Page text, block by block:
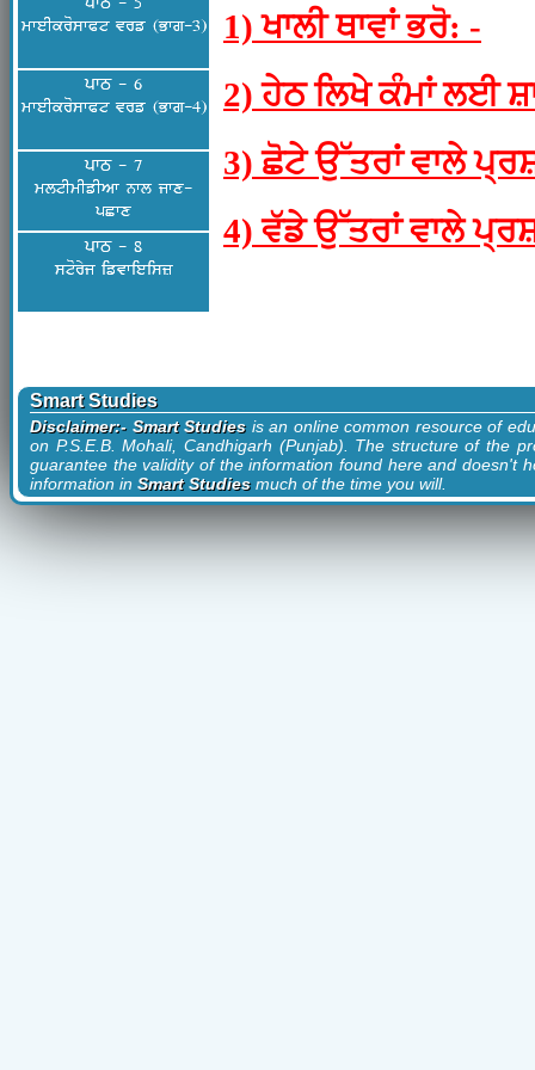
mweIkroswPt vrf (Bwg-3)
ਪਾਠ - 6
mweIkroswPt vrf (Bwg-4)
ਪਾਠ - 7
mltImIfIAw nwl jwx-
pCwx
ਪਾਠ - 8
storyj ifvwieisz
1) ਖਾਲੀ ਥਾਵਾਂ ਭਰੋ: -
2) ਹੇਠ ਲਿਖੇ ਕੰਮਾਂ ਲਈ
3) ਛੋਟੇ ਉੱਤਰਾਂ ਵਾਲੇ
4) ਵੱਡੇ ਉੱਤਰਾਂ ਵਾਲੇ
Smart Studies
Disclaimer:- Smart Studiesis an online common resource of
on P.S.E.B. Mohali, Candhigarh (Punjab). The structure of the
guarantee the validity of the information found here and doesn't
information in Smart Studiesmuch of the time you will.